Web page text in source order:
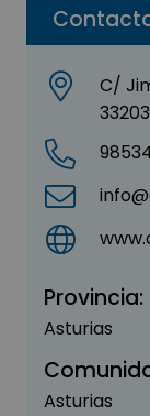
C/
Provincia:
Asturias
Asturias